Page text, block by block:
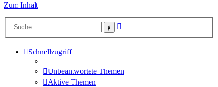
Zum Inhalt
Suche
Schnellzugriff
Unbeantwortete Themen
Aktive Themen